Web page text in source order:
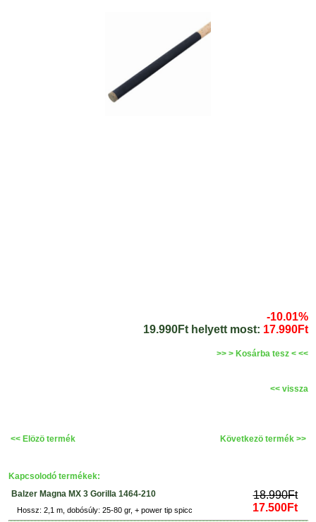
-10.01%
19.990Ft helyett most: 17.990Ft
>> > Kosárba tesz < <<
<< vissza
<< Elözö termék Következö termék >>
Kapcsolodó termékek:
Balzer Magna MX 3 Gorilla 1464-210
18.990Ft
17.500Ft
Hossz: 2,1 m, dobósúly: 25-80 gr, + power tip spicc